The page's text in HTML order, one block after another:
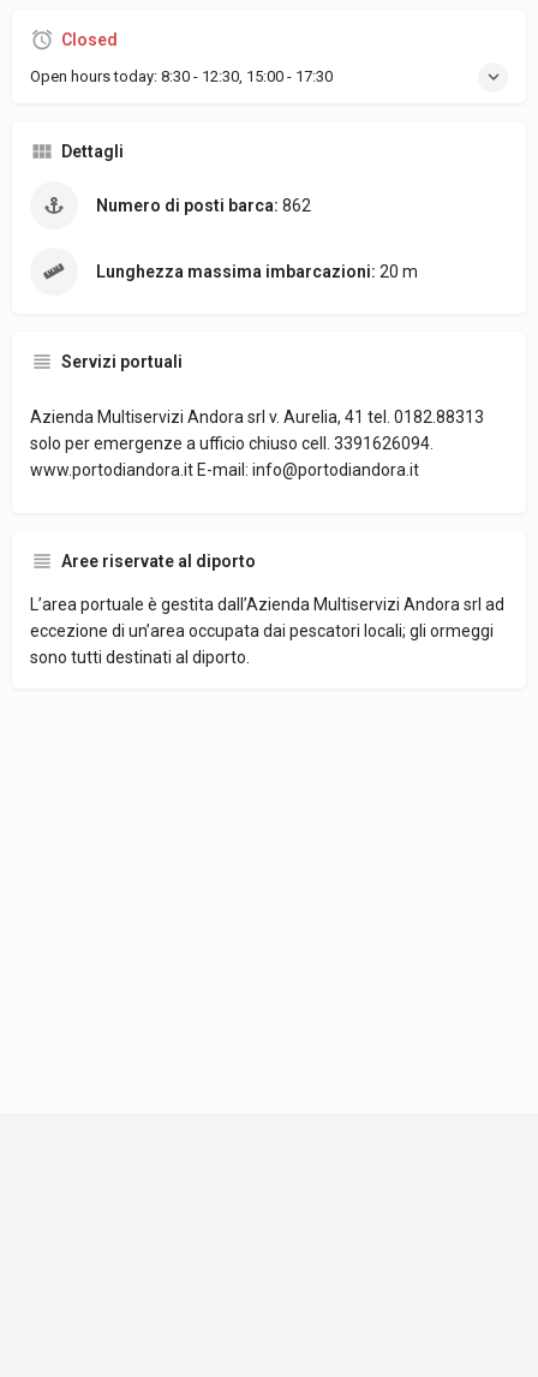
Closed
Open hours today: 8:30 - 12:30, 15:00 - 17:30
Dettagli
Numero di posti barca: 862
Lunghezza massima imbarcazioni: 20 m
Servizi portuali
Azienda Multiservizi Andora srl v. Aurelia, 41 tel. 0182.88313
solo per emergenze a ufficio chiuso cell. 3391626094.
www.portodiandora.it E-mail: info@portodiandora.it
Aree riservate al diporto
L’area portuale è gestita dall’Azienda Multiservizi Andora srl ad
eccezione di un’area occupata dai pescatori locali; gli ormeggi
sono tutti destinati al diporto.